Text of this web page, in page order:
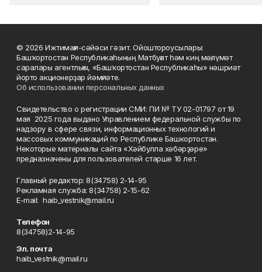
© 2026 Ижтимағи-сәйәси гәзит. Ойоштороусылары:
Башҡортостан Республикаһының Матбуғат һәм киң мәғлүмәт
саралары агентлығы, «Башҡортостан Республикаһы» нәшриәт
йорто акционерҙар йәмғиәте.
Об использовании персональных данных
Свидетельство о регистрации СМИ: ПИ № ТУ 02-01797 от 19
мая 2025 года выдано Управлением федеральной службы по
надзору в сфере связи, информационных технологий и
массовых коммуникаций по Республике Башкортостан.
Некоторые материалы сайта «Хәйбулла хәбәрҙәре»
предназначены для пользователей старше 16 лет.
Главный редактор: 8(34758) 2-14-95
Рекламная служба: 8(34758) 2-15-62
Е-mаil: haib_vestnik@mail.ru
Телефон
8(34758)2-14-95
Эл. почта
haib_vestnik@mail.ru